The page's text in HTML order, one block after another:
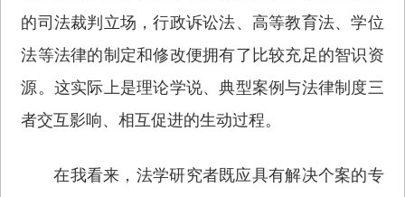
的司法裁判立场，行政诉讼法、高等教育法、学位
法等法律的制定和修改便拥有了比较充足的智识资
源。这实际上是理论学说、典型案例与法律制度三
者交互影响、相互促进的生动过程。
在我看来，法学研究者既应具有解决个案的专